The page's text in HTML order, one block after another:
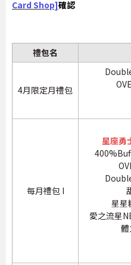
Card Shop]確認
禮包名
4月限定月禮包
每月禮包 I
星座勇
星星
愛之流星